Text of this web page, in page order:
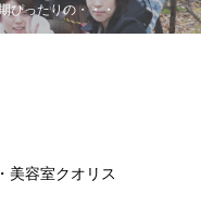
ぴったりの・・・
美容室クオリス